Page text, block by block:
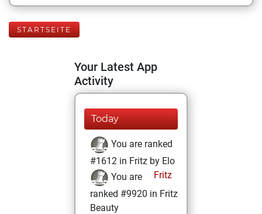
STARTSEITE
Your Latest App
Activity
Today
You are ranked
#1612 in Fritz by Elo
Fritz
You are
ranked #9920 in Fritz
Beauty